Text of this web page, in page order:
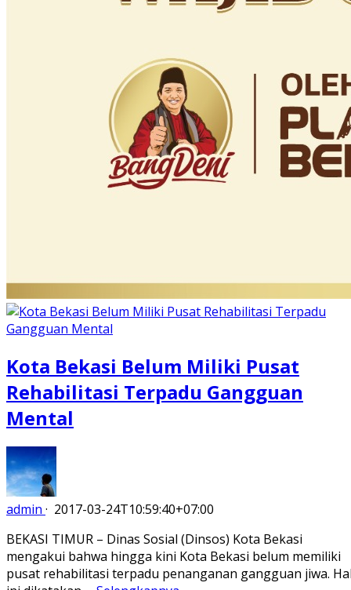
Kota Bekasi Belum Miliki Pusat
Rehabilitasi Terpadu Gangguan
Mental
admin · 2017-03-24T10:59:40+07:00
BEKASI TIMUR – Dinas Sosial (Dinsos) Kota Bekasi
mengakui bahwa hingga kini Kota Bekasi belum memiliki
pusat rehabilitasi terpadu penanganan gangguan jiwa.